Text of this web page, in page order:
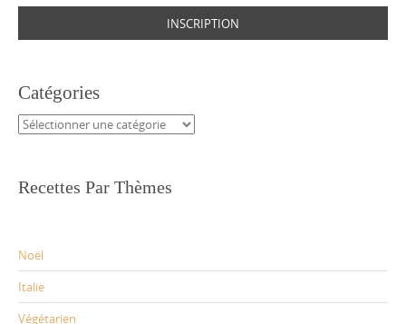
Catégories
Catégories
Recettes Par Thèmes
Noël
Italie
Végétarien